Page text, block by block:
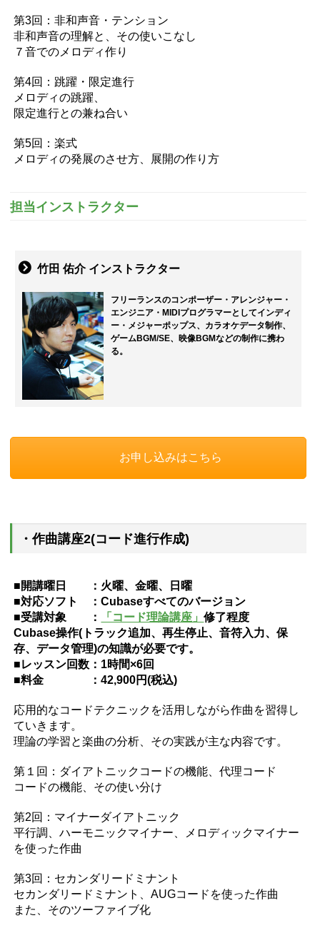
第3回：非和声音・テンション
非和声音の理解と、その使いこなし
７音でのメロディ作り
第4回：跳躍・限定進行
メロディの跳躍、
限定進行との兼ね合い
第5回：楽式
メロディの発展のさせ方、展開の作り方
担当インストラクター
竹田 佑介 インストラクター
フリーランスのコンポーザー・アレンジャー・
エンジニア・MIDIプログラマーとしてインディ
ー・メジャーポップス、カラオケデータ制作、
ゲームBGM/SE、映像BGMなどの制作に携わ
る。
お申し込みはこちら
・作曲講座2(コード進行作成)
■開講曜日 ：火曜、金曜、日曜
■対応ソフト ：Cubaseすべてのバージョン
■受講対象 ：
「コード理論講座」修了程度
Cubase操作(トラック追加、再生停止、音符入力、保
存、データ管理)の知識が必要です。
■レッスン回数：1時間×6回
■料金 ：42,900円(税込)
応用的なコードテクニックを活用しながら作曲を習得し
ていきます。
理論の学習と楽曲の分析、その実践が主な内容です。
第１回：ダイアトニックコードの機能、代理コード
コードの機能、その使い分け
第2回：マイナーダイアトニック
平行調、ハーモニックマイナー、メロディックマイナー
を使った作曲
第3回：セカンダリードミナント
セカンダリードミナント、AUGコードを使った作曲
また、そのツーファイブ化